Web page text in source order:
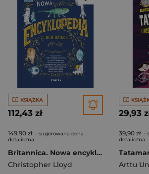
KSIĄŻKA
112,43 zł
149,90 zł - sugerowana cena
detaliczna
Britannica. Nowa encyklopedia dla dzieci wyd. 3
Christopher Lloyd
29,93
39,90 zł -
detaliczna
Arttu